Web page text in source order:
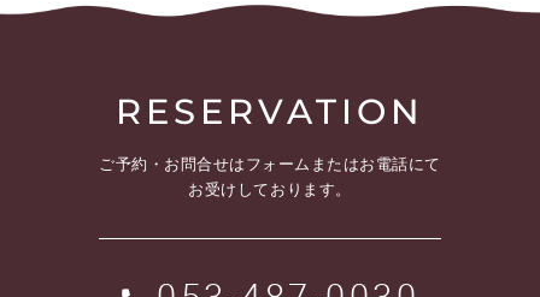
RESERVATION
ご予約・お問合せはフォームまたはお電話にて
お受けしております。